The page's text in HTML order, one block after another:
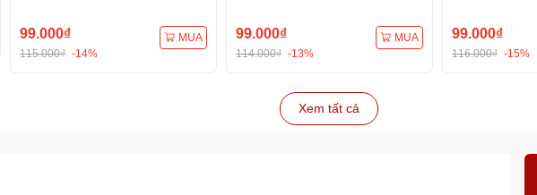
99.000₫
115.000₫ -14%
MUA 99.000₫
114.000₫ -13%
MUA 99.000₫
116.000₫ -15%
Xem tất cả